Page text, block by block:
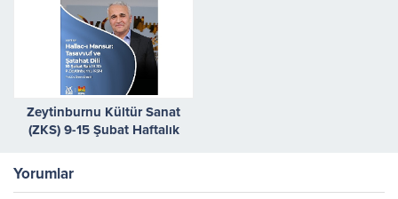
Zeytinburnu Kültür Sanat
(ZKS) 9-15 Şubat Haftalık
Yorumlar